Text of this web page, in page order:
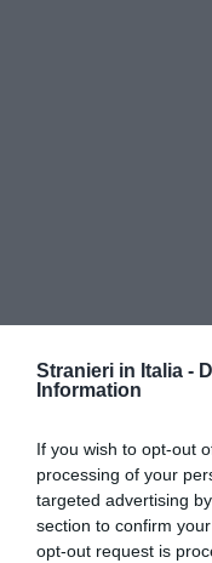
Stranieri in Italia -
Information
If you wish to opt-out
processing of your
targeted advertising
section to confirm
opt-out request is
Dopo la tragedia,